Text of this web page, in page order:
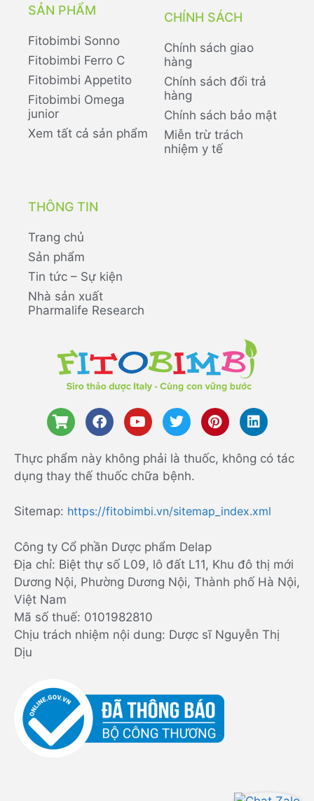
SẢN PHẨM
Fitobimbi Sonno
Fitobimbi Ferro C
Fitobimbi Appetito
Fitobimbi Omega
junior
Xem tất cả sản phẩm
CHÍNH SÁCH
Chính sách giao
hàng
Chính sách đổi trả
hàng
Chính sách bảo mật
Miễn trừ trách
nhiệm y tế
THÔNG TIN
Trang chủ
Sản phẩm
Tin tức – Sự kiện
Nhà sản xuất
Pharmalife Research
Thực phẩm này không phải là thuốc, không có tác
dụng thay thế thuốc chữa bệnh.
Sitemap: https://fitobimbi.vn/sitemap_index.xml
Công ty Cổ phần Dược phẩm Delap
Địa chỉ: Biệt thự số L09, lô đất L11, Khu đô thị mới
Dương Nội, Phường Dương Nội, Thành phố Hà Nội,
Việt Nam
Mã số thuế: 0101982810
Chịu trách nhiệm nội dung: Dược sĩ Nguyễn Thị
Dịu